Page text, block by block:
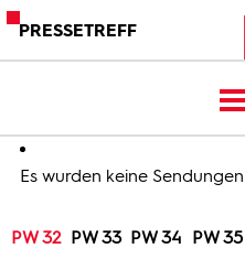
PRESSETREFF
Es wurden keine
PW 32 PW 33 PW 34 PW 35